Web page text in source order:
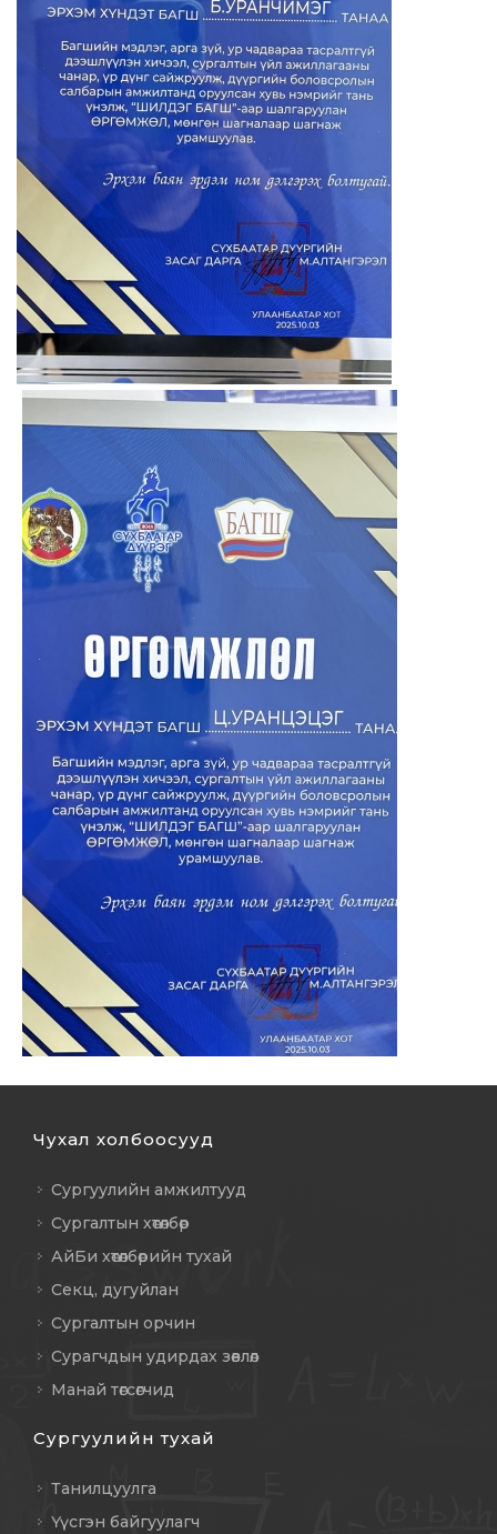
Чухал холбоосууд
Сургуулийн амжилтууд
Сургалтын хөтөлбөр
АйБи хөтөлбөрийн тухай
Секц, дугуйлан
Сургалтын орчин
Сурагчдын удирдах зөвлөл
Манай төгсөгчид
Сургуулийн тухай
Танилцуулга
Үүсгэн байгуулагч